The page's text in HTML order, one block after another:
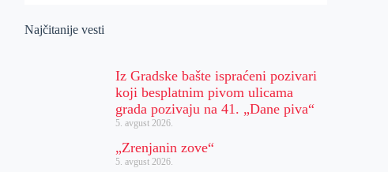
Najčitanije vesti
Iz Gradske bašte ispraćeni pozivari
koji besplatnim pivom ulicama
grada pozivaju na 41. „Dane piva“
5. avgust 2026.
„Zrenjanin zove“
5. avgust 2026.